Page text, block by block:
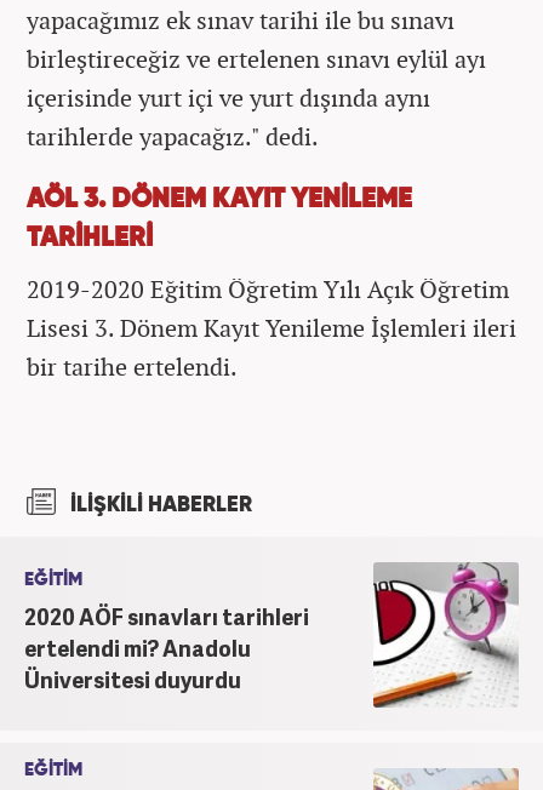
yapacağımız ek sınav tarihi ile bu sınavı
birleştireceğiz ve ertelenen sınavı eylül ayı
içerisinde yurt içi ve yurt dışında aynı
tarihlerde yapacağız." dedi.
AÖL 3. DÖNEM KAYIT YENİLEME
TARİHLERİ
2019-2020 Eğitim Öğretim Yılı Açık Öğretim
Lisesi 3. Dönem Kayıt Yenileme İşlemleri ileri
bir tarihe ertelendi.
İLİŞKİLİ HABERLER
EĞİTİM
2020 AÖF sınavları tarihleri
ertelendi mi? Anadolu
Üniversitesi duyurdu
EĞİTİM